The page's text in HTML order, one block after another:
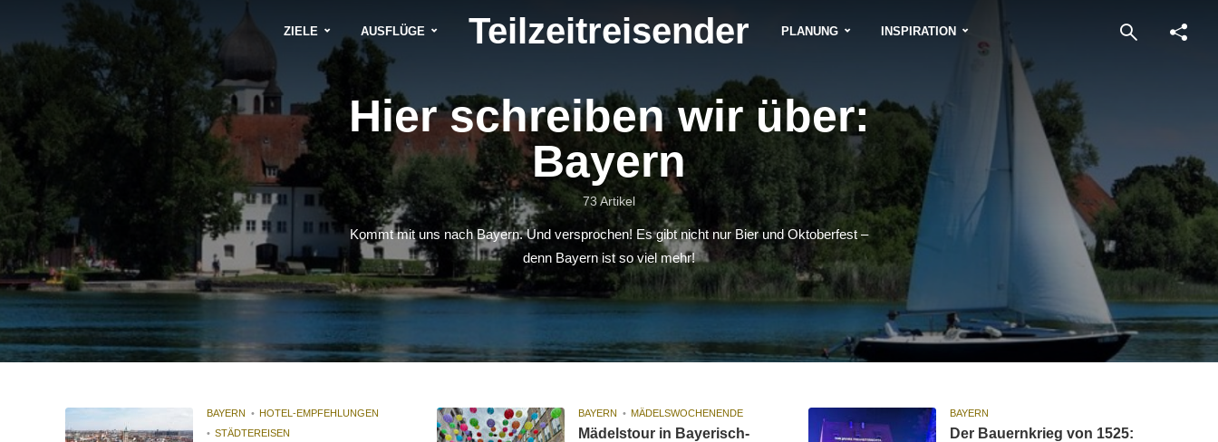
ZIELE AUSFLÜGE Teilzeitreisender PLANUNG INSPIRATION
Hier schreiben wir über:
Bayern
73 Artikel
Kommt mit uns nach Bayern. Und versprochen! Es gibt nicht nur Bier und Oktoberfest –
denn Bayern ist so viel mehr!
BAYERN
HOTEL-EMPFEHLUNGEN
STÄDTEREISEN
BAYERN MÄDELSWOCHENENDE
Mädelstour in Bayerisch-
BAYERN
Der Bauernkrieg von 1525: